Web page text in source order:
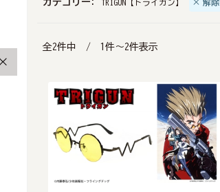
TRIGUN【トライガン】 解除
全2件中 / 1 件～2件表示